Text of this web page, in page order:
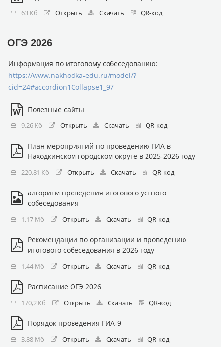
63 Кб Открыть Скачать QR-код
ОГЭ 2026
Информация по итоговому собеседованию:
https://www.nakhodka-edu.ru/model/?
cid=24#accordion1Collapse1_97
Полезные сайты
9,26 Кб Открыть Скачать QR-код
План мероприятий по проведению ГИА в
Находкинском городском округе в 2025-2026 году
220,81 Кб Открыть Скачать QR-код
алгоритм проведения итогового устного
собеседования
1,17 Мб Открыть Скачать QR-код
Рекомендации по организации и проведению
итогового собеседования в 2026 году
1,44 Мб Открыть Скачать QR-код
Расписание ОГЭ 2026
170,2 Кб Открыть Скачать QR-код
Порядок проведения ГИА-9
3,88 Мб Открыть Скачать QR-код